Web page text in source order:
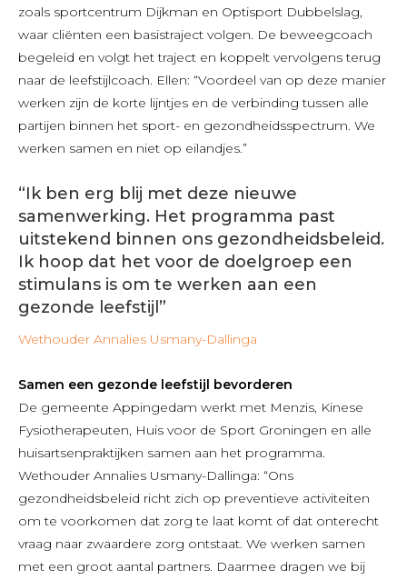
zoals sportcentrum Dijkman en Optisport Dubbelslag,
waar cliënten een basistraject volgen. De beweegcoach
begeleid en volgt het traject en koppelt vervolgens terug
naar de leefstijlcoach. Ellen: “Voordeel van op deze manier
werken zijn de korte lijntjes en de verbinding tussen alle
partijen binnen het sport- en gezondheidsspectrum. We
werken samen en niet op eilandjes.”
“Ik ben erg blij met deze nieuwe
samenwerking. Het programma past
uitstekend binnen ons gezondheidsbeleid.
Ik hoop dat het voor de doelgroep een
stimulans is om te werken aan een
gezonde leefstijl”
Wethouder Annalies Usmany-Dallinga
Samen een gezonde leefstijl bevorderen
De gemeente Appingedam werkt met Menzis, Kinese
Fysiotherapeuten, Huis voor de Sport Groningen en alle
huisartsenpraktijken samen aan het programma.
Wethouder Annalies Usmany-Dallinga: “Ons
gezondheidsbeleid richt zich op preventieve activiteiten
om te voorkomen dat zorg te laat komt of dat onterecht
vraag naar zwaardere zorg ontstaat. We werken samen
met een groot aantal partners. Daarmee dragen we bij